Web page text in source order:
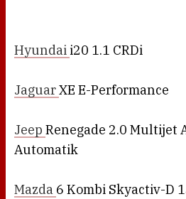
Hyundaii20 1.1 CRDi
JaguarXE E-Performance
Jeep Renegade 2.0 Multijet
Automatik
Mazda 6 Kombi Skyactiv-D